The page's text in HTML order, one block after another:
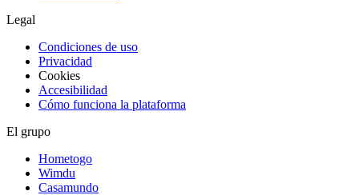
Legal
Condiciones de uso
Privacidad
Cookies
Accesibilidad
Cómo funciona la plataforma
El grupo
Hometogo
Wimdu
Casamundo